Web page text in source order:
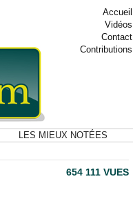
Accueil
Vidéos
Contact
Contributions
LES MIEUX NOTÉES
654 111 VUES